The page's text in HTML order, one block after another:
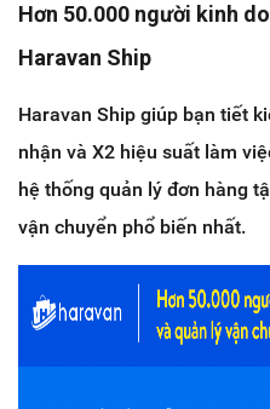
Hơn 50.000 người kinh
Haravan Ship
Haravan Ship giúp bạn tiết
nhận và X2 hiệu suất làm
hệ thống quản lý đơn hàng
vận chuyển phổ biến nhất.